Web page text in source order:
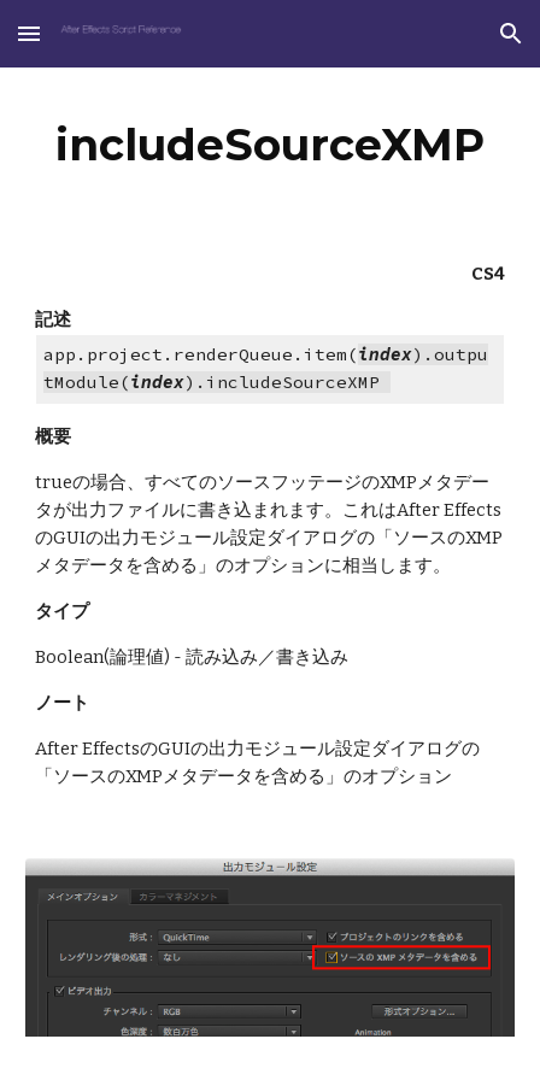
Skip to main content Skip to navigation
includeSourceXMP
CS4
記述
app.project.renderQueue.item(index).outpu
tModule(index).includeSourceXMP
概要
trueの場合、すべてのソースフッテージのXMPメタデー
タが出力ファイルに書き込まれます。これはAfter Effects
のGUIの出力モジュール設定ダイアログの「ソースのXMP
メタデータを含める」のオプションに相当します。
タイプ
Boolean(論理値) - 読み込み／書き込み
ノート
After EffectsのGUIの出力モジュール設定ダイアログの
「ソースのXMPメタデータを含める」のオプション